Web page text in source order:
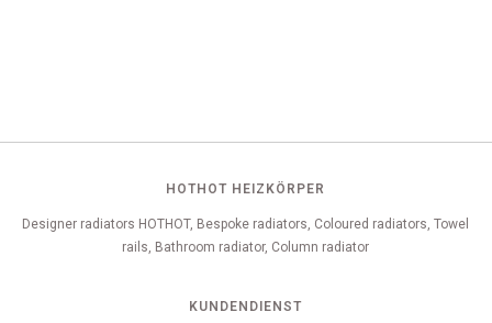
HOTHOT HEIZKÖRPER
Designer radiators HOTHOT, Bespoke radiators, Coloured radiators, Towel
rails, Bathroom radiator, Column radiator
KUNDENDIENST